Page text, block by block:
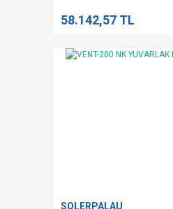
58.142,57 TL
SOLERPALAU